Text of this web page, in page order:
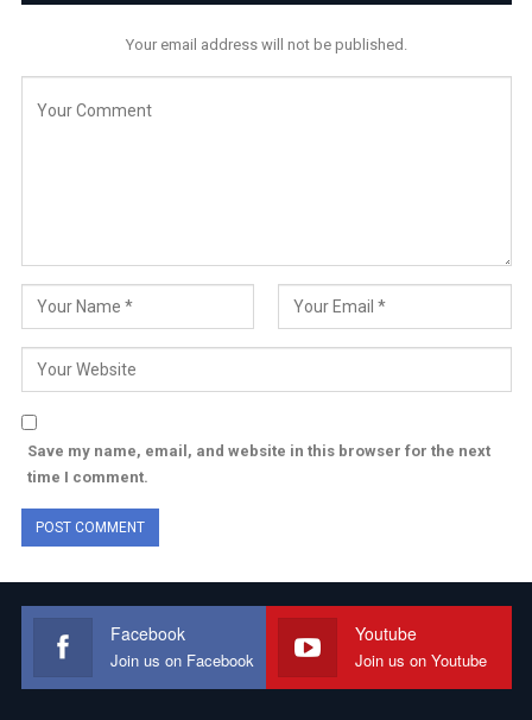
Your email address will not be published.
Save my name, email, and website in this browser for the next
time I comment.
Facebook
Join us on Facebook
Youtube
Join us on Youtube